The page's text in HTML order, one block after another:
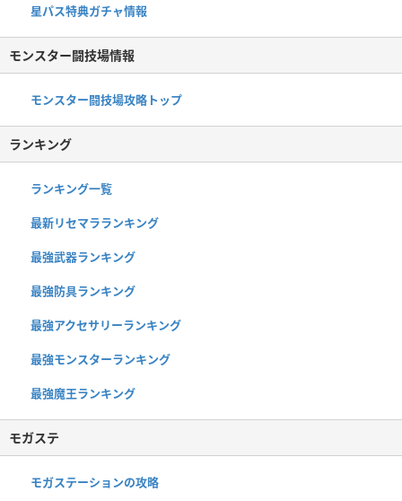
星パス特典ガチャ情報
モンスター闘技場情報
モンスター闘技場攻略トップ
ランキング
ランキング一覧
最新リセマラランキング
最強武器ランキング
最強防具ランキング
最強アクセサリーランキング
最強モンスターランキング
最強魔王ランキング
モガステ
モガステーションの攻略